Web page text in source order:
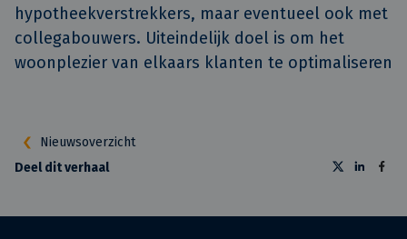
hypotheekverstrekkers, maar eventueel ook met
collegabouwers. Uiteindelijk doel is om het
woonplezier van elkaars klanten te optimaliseren
Nieuwsoverzicht
Deel dit verhaal